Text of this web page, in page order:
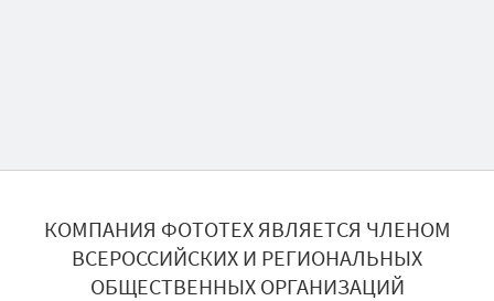
КОМПАНИЯ ФОТОТЕХ ЯВЛЯЕТСЯ ЧЛЕНОМ
ВСЕРОССИЙСКИХ И РЕГИОНАЛЬНЫХ
ОБЩЕСТВЕННЫХ ОРГАНИЗАЦИЙ